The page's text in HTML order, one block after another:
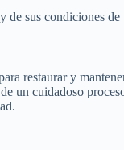
sus condiciones
restaurar y
un cuidadoso